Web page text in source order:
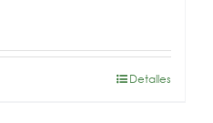
Detalles